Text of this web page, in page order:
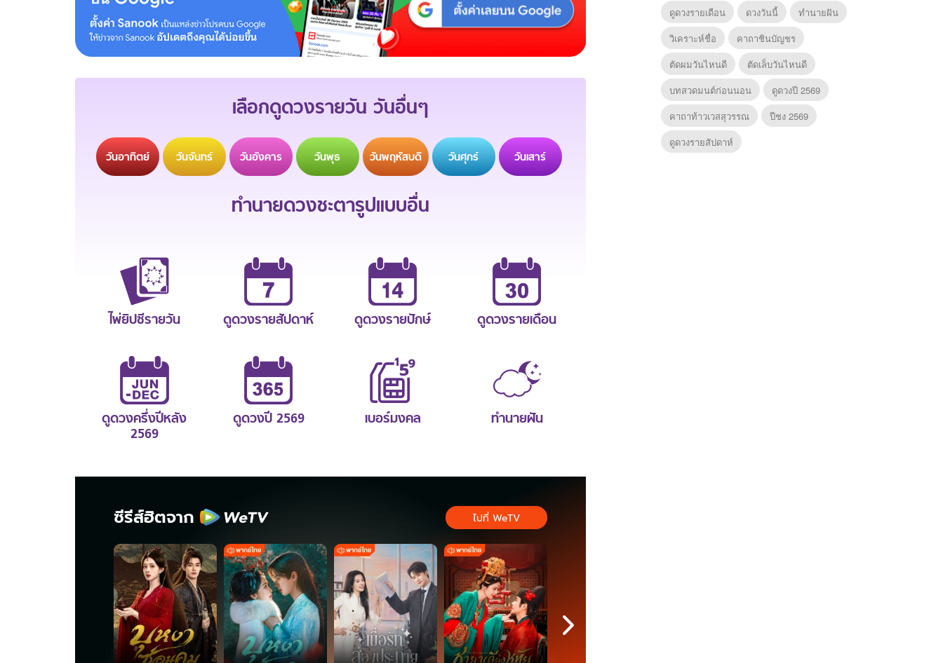
เลือกดูดวงรายวัน วันอื่นๆ
วันอาทิตย์ วันจันทร์ วันอังคาร วันพุธ วันพฤหัสบดี วันศุกร์ วันเสาร์
ทำนายดวงชะตารูปแบบอื่น
ไพ่ยิปซีรายวัน ดูดวงรายสัปดาห์ ดูดวงรายปักษ์ ดูดวงรายเดือน
ดูดวงครึ่งปีหลัง
2569
ดูดวงปี 2569 เบอร์มงคล ทำนายฝัน
ซีรีส์ฮิตจาก ไปที่ WeTV
ดูดวงรายเดือน
ดวงวันนี้
ทํานายฝัน
วิเคราะห์ชื่อ
คาถาชินบัญชร
ตัดผมวันไหนดี
ตัดเล็บวันไหนดี
บทสวดมนต์ก่อนนอน
ดูดวงปี 2569
คาถาท้าวเวสสุวรรณ
ปีชง 2569
ดูดวงรายสัปดาห์